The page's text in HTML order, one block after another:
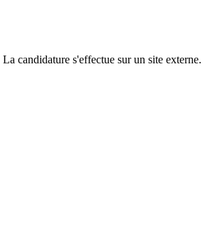
La candidature s'effectue sur un site externe.